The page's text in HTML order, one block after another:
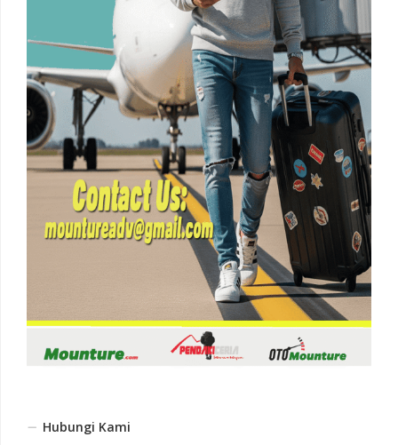
Hubungi Kami